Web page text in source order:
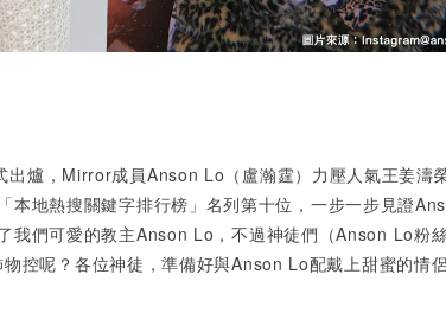
爐，Mirror成員Anson Lo（盧瀚霆）力壓人氣王姜濤
本地熱搜關鍵字排行榜」名列第十位，一步一步見證
我們可愛的教主Anson Lo，不過神徒們（Anson Lo粉
控呢？各位神徒，準備好與Anson Lo配戴上甜蜜的情